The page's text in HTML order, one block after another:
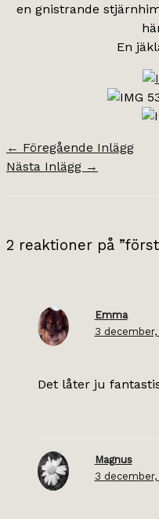
en gnistrande
En
← Föregående Inlägg
Nästa Inlägg →
2 reaktioner på
Emma
3
Det låter ju
Magnus
3 december,